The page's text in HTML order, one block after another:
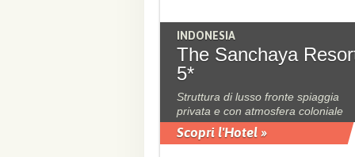
INDONESIA
The Sanchaya
5*
Struttura di lusso fronte spiaggia
privata e con atmosfera coloniale
Scopri l'Hotel »